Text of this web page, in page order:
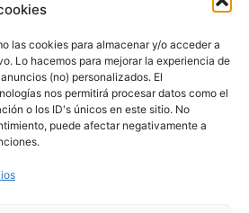
las cookies para almacenar y/o acceder a
Lo hacemos para mejorar la experiencia de
(no) personalizados. El
nos permitirá procesar datos como el
o los ID's únicos en este sitio. No
puede afectar negativamente a